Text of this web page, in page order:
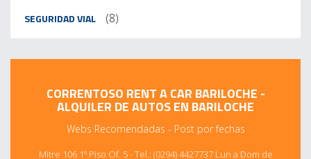
SEGURIDAD VIAL (8)
CORRENTOSO RENT A CAR BARILOCHE -
ALQUILER DE AUTOS EN BARILOCHE
Webs Recomendadas - Post por fechas
Mitre 106 1º Piso Of. 5 - Tel.: (0294) 4427737 Lun a Dom de